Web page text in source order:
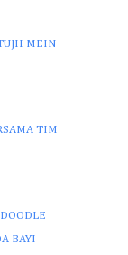
MEIN
TIM
BAYI